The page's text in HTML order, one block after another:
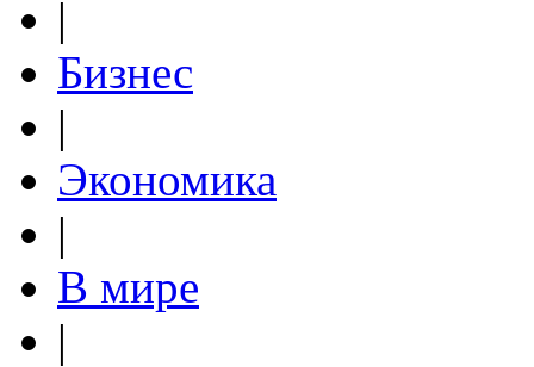
|
Бизнес
|
Экономика
|
В мире
|